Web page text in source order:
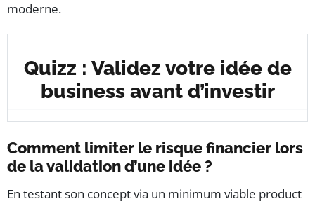
moderne.
Quizz : Validez votre idée de
business avant d’investir
Comment limiter le risque financier lors
de la validation d’une idée ?
En testant son concept via un minimum viable product